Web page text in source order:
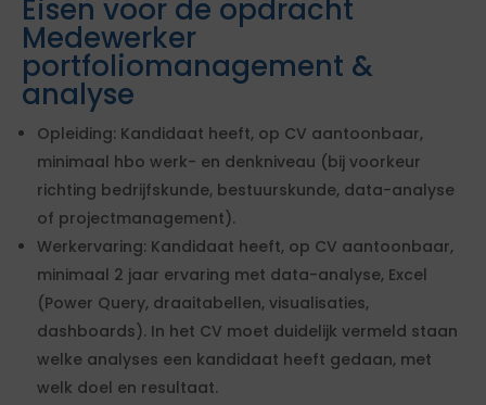
Eisen voor de opdracht
Medewerker
portfoliomanagement &
analyse
Opleiding: Kandidaat heeft, op CV aantoonbaar,
minimaal hbo werk- en denkniveau (bij voorkeur
richting bedrijfskunde, bestuurskunde, data-analyse
of projectmanagement).
Werkervaring: Kandidaat heeft, op CV aantoonbaar,
minimaal 2 jaar ervaring met data-analyse, Excel
(Power Query, draaitabellen, visualisaties,
dashboards). In het CV moet duidelijk vermeld staan
welke analyses een kandidaat heeft gedaan, met
welk doel en resultaat.